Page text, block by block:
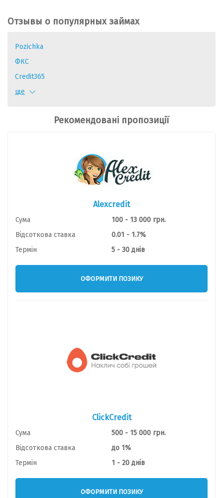
Отзывы о популярных займах
Pozichka
ФКС
Credit365
Miloan
ще
Рекомендовані пропозиції
Alexcredit
Сума
100 - 13 000 грн.
Відсоткова ставка
0.01 - 1.7%
Термін
5 - 30 днів
ОФОРМИТИ ПОЗИКУ
ClickCredit
Сума
500 - 15 000 грн.
Відсоткова ставка
до 1%
Термін
1 - 20 днів
ОФОРМИТИ ПОЗИКУ